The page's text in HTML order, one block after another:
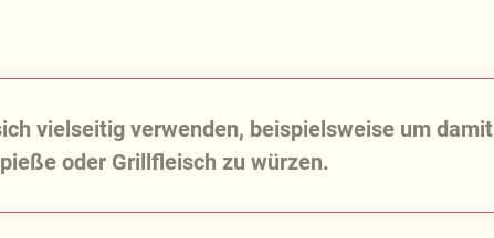
vielseitig verwenden, beispielsweise um damit
oder Grillfleisch zu würzen.